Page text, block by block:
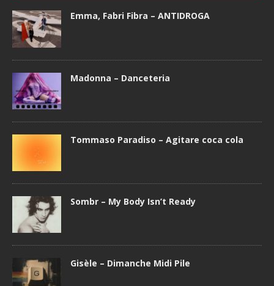
Emma, Fabri Fibra – ANTIDROGA
Madonna – Danceteria
Tommaso Paradiso – Agitare coca cola
Sombr – My Body Isn’t Ready
Gisèle – Dimanche Midi Pile